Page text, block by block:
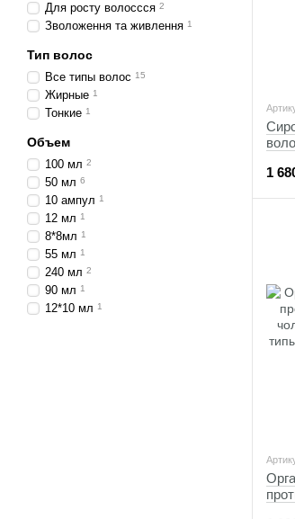
1
Для росту волоссся 2
Зволоження та живлення 1
Тип волос
Все типы волос 15
Жирные 1
Тонкие 1
Объем
100 мл 2
50 мл 6
10 ампул 1
12 мл 1
8*8мл 1
55 мл 1
240 мл 2
90 мл 1
12*10 мл 1